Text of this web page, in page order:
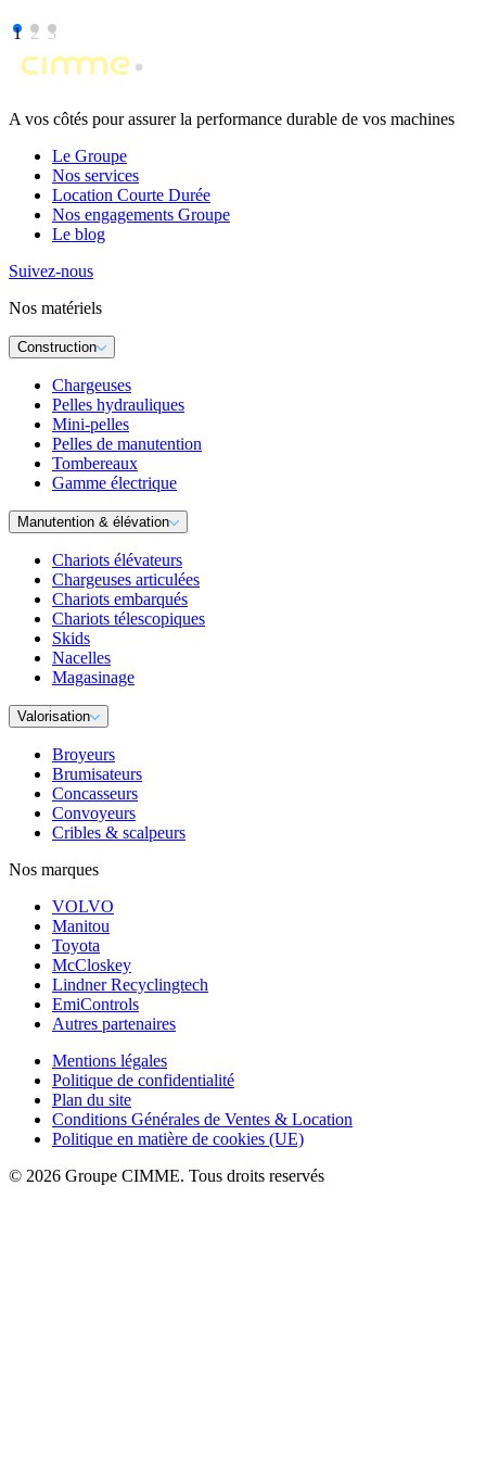
1 2 3
A vos côtés pour assurer la performance durable de vos machines
Le Groupe
Nos services
Location Courte Durée
Nos engagements Groupe
Le blog
Suivez-nous
Nos matériels
Construction
Chargeuses
Pelles hydrauliques
Mini-pelles
Pelles de manutention
Tombereaux
Gamme électrique
Manutention & élévation
Chariots élévateurs
Chargeuses articulées
Chariots embarqués
Chariots télescopiques
Skids
Nacelles
Magasinage
Valorisation
Broyeurs
Brumisateurs
Concasseurs
Convoyeurs
Cribles & scalpeurs
Nos marques
VOLVO
Manitou
Toyota
McCloskey
Lindner Recyclingtech
EmiControls
Autres partenaires
Mentions légales
Politique de confidentialité
Plan du site
Conditions Générales de Ventes & Location
Politique en matière de cookies (UE)
© 2026 Groupe CIMME. Tous droits reservés